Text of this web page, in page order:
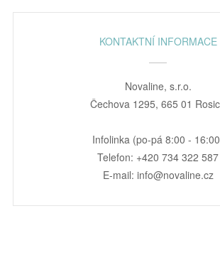
KONTAKTNÍ INFORMACE
Novaline, s.r.o.
Čechova 1295, 665 01
Infolinka (po-pá 8:00 -
Telefon: +420 734 322 587
E-mail: info@novaline.cz